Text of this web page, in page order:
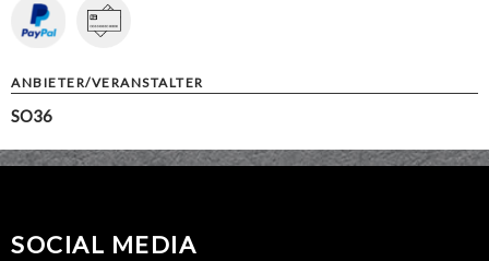
ANBIETER/VERANSTALTER
SO36
SOCIAL MEDIA